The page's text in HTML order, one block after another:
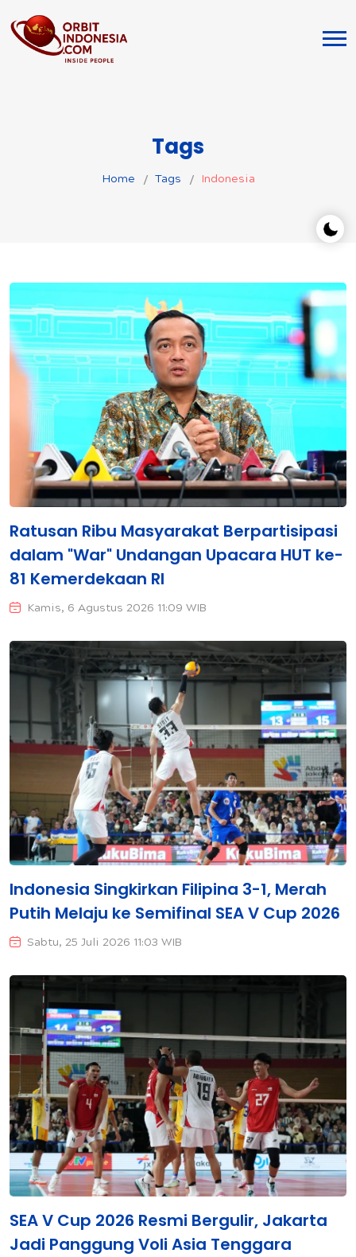
Tags
Home Tags Indonesia
Ratusan Ribu Masyarakat Berpartisipasi
dalam "War" Undangan Upacara HUT ke-
81 Kemerdekaan RI
Kamis, 6 Agustus 2026 11:09 WIB
Indonesia Singkirkan Filipina 3-1, Merah
Putih Melaju ke Semifinal SEA V Cup 2026
Sabtu, 25 Juli 2026 11:03 WIB
SEA V Cup 2026 Resmi Bergulir, Jakarta
Jadi Panggung Voli Asia Tenggara